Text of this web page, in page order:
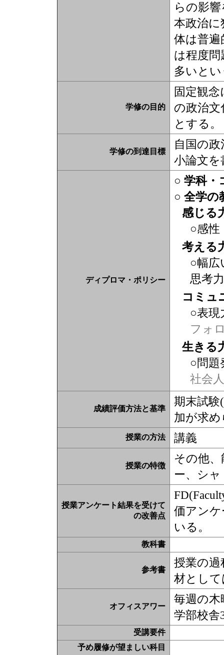
らの影
本政治
体は普遍
は程度
多いと
学修の目的
固定観
の政治
とする。
学修の到達目標
自国の
小論文
ディプロマ・ポリシー
○ 学科・
○ 全学の
感じる
○感性
考える
○幅広
思考力
コミュ
○表現
フォ
生きる
○問題
社会
成績評価方法と基準
期末試験
加が求め
授業の方法 講義
授業の特徴
その他
ー、シ
授業アンケート結果を受けて
の改善点
価アン
いる。
教科書
参考書
授業の
材とし
オフィスアワー
毎週の木
学部校舎
受講要件
予め履修が望ましい科目